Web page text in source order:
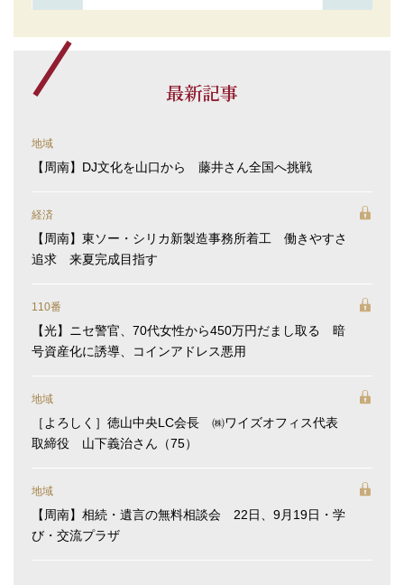
最新記事
地域
【周南】DJ文化を山口から 藤井さん全国へ挑戦
経済
【周南】東ソー・シリカ新製造事務所着工 働きやすさ
追求 来夏完成目指す
110番
【光】ニセ警官、70代女性から450万円だまし取る 暗
号資産化に誘導、コインアドレス悪用
地域
［よろしく］徳山中央LC会長 ㈱ワイズオフィス代表
取締役 山下義治さん（75）
地域
【周南】相続・遺言の無料相談会 22日、9月19日・学
び・交流プラザ